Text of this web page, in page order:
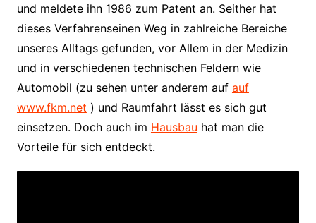
und meldete ihn 1986 zum Patent an. Seither hat
dieses Verfahrenseinen Weg in zahlreiche Bereiche
unseres Alltags gefunden, vor Allem in der Medizin
und in verschiedenen technischen Feldern wie
Automobil (zu sehen unter anderem auf auf
www.fkm.net ) und Raumfahrt lässt es sich gut
einsetzen. Doch auch im Hausbau hat man die
Vorteile für sich entdeckt.